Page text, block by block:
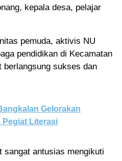
kepala desa, pelajar
pemuda, aktivis NU
pendidikan di Kecamatan
berlangsung sukses dan
Gelorakan
Pegiat Literasi
sangat antusias mengikuti